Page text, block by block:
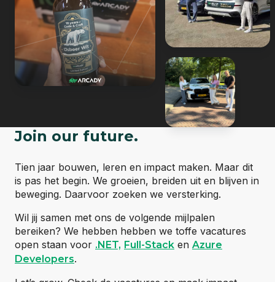
01-01-2020
In verbinding blijven, ondanks corona.
Join our future.
Tien jaar bouwen, leren en impact maken. Maar dit
is pas het begin. We groeien, breiden uit en blijven in
beweging. Daarvoor zoeken we versterking.
Wil jij samen met ons de volgende mijlpalen
bereiken? We hebben hebben we toffe vacatures
open staan voor .NET, Full-Stack en Azure
Developers.